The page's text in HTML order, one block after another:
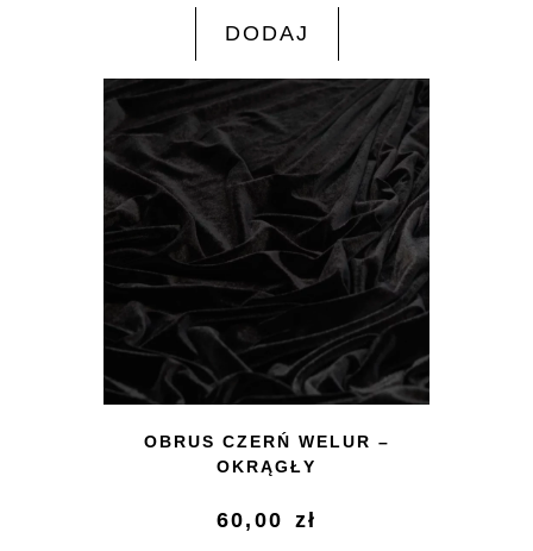
DODAJ
OBRUS CZERŃ WELUR –
OKRĄGŁY
60,00 zł